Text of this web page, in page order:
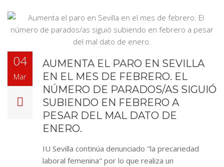
04
Mar
AUMENTA EL PARO EN SEVILLA
EN EL MES DE FEBRERO. EL
NÚMERO DE PARADOS/AS SIGUIÓ
SUBIENDO EN FEBRERO A
PESAR DEL MAL DATO DE
ENERO.
IU Sevilla continúa denunciado "la precariedad
laboral femenina" por lo que realiza un